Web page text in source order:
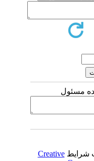
Creative